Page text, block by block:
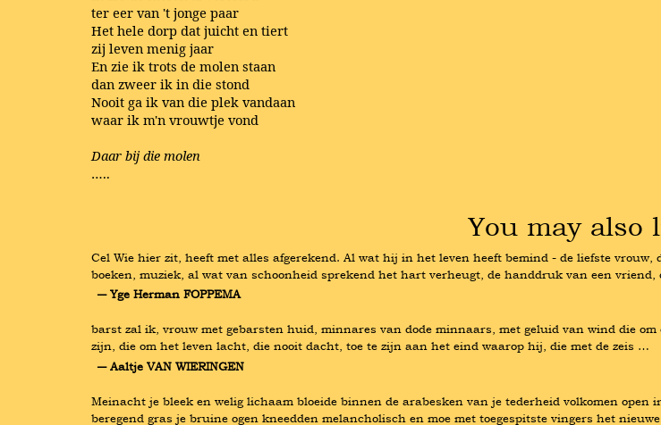
ter eer van 't jonge paar
Het hele dorp dat juicht en tiert
zij leven menig jaar
En zie ik trots de molen staan
dan zweer ik in die stond
Nooit ga ik van die plek vandaan
waar ik m'n vrouwtje vond
Daar bij die molen
…..
You may also
Cel Wie hier zit, heeft met alles afgerekend. Al wat hij in het leven heeft bemind - de liefste
boeken, muziek, al wat van schoonheid sprekend het hart verheugt, de handdruk van een vriend,
― Yge Herman FOPPEMA
barst zal ik, vrouw met gebarsten huid, minnares van dode minnaars, met geluid van wind die
zijn, die om het leven lacht, die nooit dacht, toe te zijn aan het eind waarop hij, die met de zeis …
― Aaltje VAN WIERINGEN
Meinacht je bleek en welig lichaam bloeide binnen de arabesken van je tederheid volkomen
beregend gras je bruine ogen kneedden melancholisch en moe met toegespitste vingers het